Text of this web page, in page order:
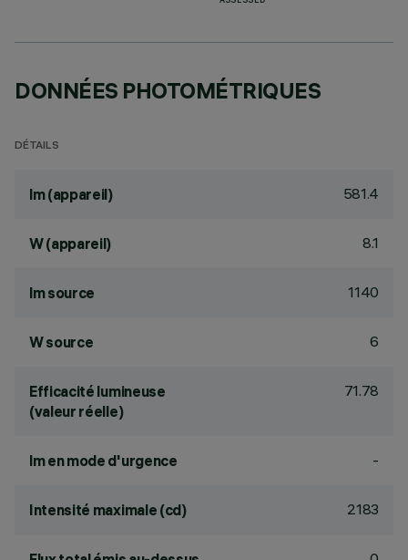
DONNÉES PHOTOMÉTRIQUES
DÉTAILS
lm (appareil) 581.4
W (appareil) 8.1
lm source 1140
W source 6
Efficacité lumineuse
(valeur réelle)
71.78
lm en mode d'urgence -
Intensité maximale (cd) 2183